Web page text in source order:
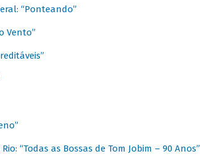
“Ponteando”
Vento”
“Todas as Bossas de Tom Jobim – 90 Anos”